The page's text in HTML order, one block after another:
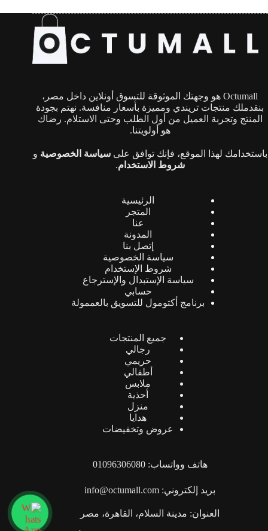
Octumall هو وجهتك الموثوقة للتسوق أونلاين داخل مصر،
بنقدملك منتجات تريندي ومميزة بأسعار منافسة. نهتم بجودة
المنتج وتجربة العميل من أول الطلب وحتى الاستلام. رضاك
هو أولويتنا.
باستخدامك لهذا الموقع، فإنك توافق علىسياسة الخصوصية و
شروط الاستخدام.
الرئيسية
المتجر
عنا
المدونة
إتصل بنا
سياسة الخصوصية
شروط الإستخدام
سياسة الإستبدال والإسترجاع
حسابي
برنامج أكتومول للتسويق بالعممولة
جميع المنتجات
رجالي
حريمي
أطفالي
ملابس
أحذية
منزل
هدايا
عروض وتخفيضات
هاتف وواتساب: 01096306080
بريد إلكتروني: info@octumall.com
العنوان: مدينة السلام، القاهرة، مصر